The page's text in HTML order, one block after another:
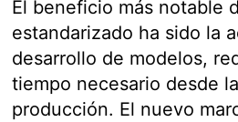
El beneficio más notable
estandarizado ha sido la
desarrollo de modelos,
tiempo necesario desde
producción. El nuevo